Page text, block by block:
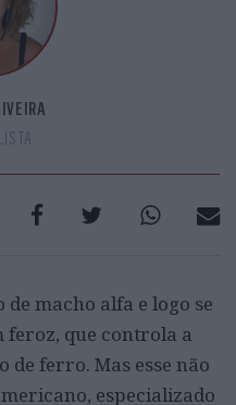
de macho alfa e logo se
que controla a
de ferro. Mas esse não
especializado